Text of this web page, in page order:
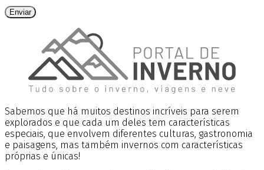
Enviar
Sabemos que há muitos destinos incríveis para serem
explorados e que cada um deles tem características
especiais, que envolvem diferentes culturas, gastronomia
e paisagens, mas também invernos com características
próprias e únicas!